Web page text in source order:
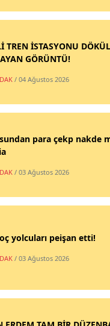
TREN İSTASYONU
GÖRÜNTÜ!
/ 04 Ağustos 2026
para çekp nakde
/ 03 Ağustos 2026
yolcuları peişan etti!
/ 03 Ağustos 2026